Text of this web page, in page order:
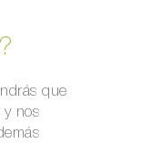
que
y nos